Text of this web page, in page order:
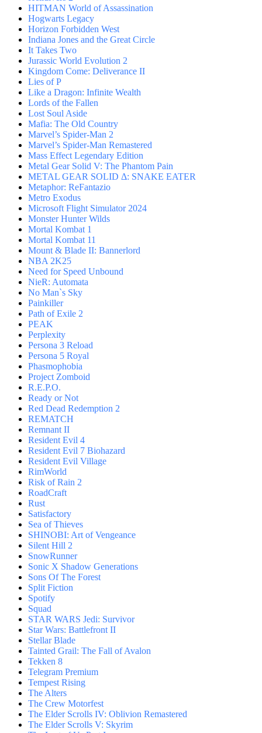
HITMAN World of Assassination
Hogwarts Legacy
Horizon Forbidden West
Indiana Jones and the Great Circle
It Takes Two
Jurassic World Evolution 2
Kingdom Come: Deliverance II
Lies of P
Like a Dragon: Infinite Wealth
Lords of the Fallen
Lost Soul Aside
Mafia: The Old Country
Marvel’s Spider-Man 2
Marvel’s Spider-Man Remastered
Mass Effect Legendary Edition
Metal Gear Solid V: The Phantom Pain
METAL GEAR SOLID Δ: SNAKE EATER
Metaphor: ReFantazio
Metro Exodus
Microsoft Flight Simulator 2024
Monster Hunter Wilds
Mortal Kombat 1
Mortal Kombat 11
Mount & Blade II: Bannerlord
NBA 2K25
Need for Speed Unbound
NieR: Automata
No Man`s Sky
Painkiller
Path of Exile 2
PEAK
Perplexity
Persona 3 Reload
Persona 5 Royal
Phasmophobia
Project Zomboid
R.E.P.O.
Ready or Not
Red Dead Redemption 2
REMATCH
Remnant II
Resident Evil 4
Resident Evil 7 Biohazard
Resident Evil Village
RimWorld
Risk of Rain 2
RoadCraft
Rust
Satisfactory
Sea of Thieves
SHINOBI: Art of Vengeance
Silent Hill 2
SnowRunner
Sonic X Shadow Generations
Sons Of The Forest
Split Fiction
Spotify
Squad
STAR WARS Jedi: Survivor
Star Wars: Battlefront II
Stellar Blade
Tainted Grail: The Fall of Avalon
Tekken 8
Telegram Premium
Tempest Rising
The Alters
The Crew Motorfest
The Elder Scrolls IV: Oblivion Remastered
The Elder Scrolls V: Skyrim